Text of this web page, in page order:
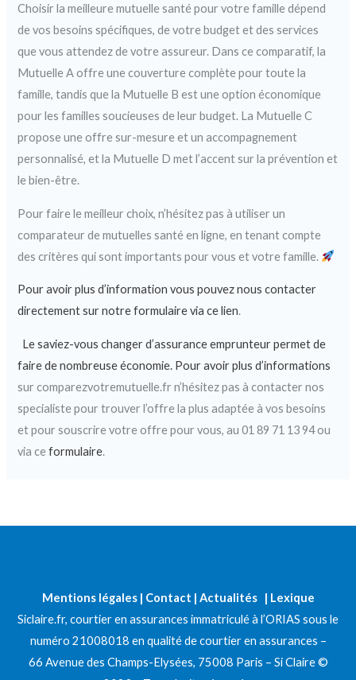
Choisir la meilleure mutuelle santé pour votre famille dépend
de vos besoins spécifiques, de votre budget et des services
que vous attendez de votre assureur. Dans ce comparatif, la
Mutuelle A offre une couverture complète pour toute la
famille, tandis que la Mutuelle B est une option économique
pour les familles soucieuses de leur budget. La Mutuelle C
propose une offre sur-mesure et un accompagnement
personnalisé, et la Mutuelle D met l’accent sur la prévention et
le bien-être.
Pour faire le meilleur choix, n’hésitez pas à utiliser un
comparateur de mutuelles santé en ligne, en tenant compte
des critères qui sont importants pour vous et votre famille.
Pour avoir plus d’information vous pouvez nous contacter
directement sur notre formulaire via ce lien.
Le saviez-vous changer d’assurance emprunteur permet de
faire de nombreuse économie. Pour avoir plus d’informations
sur comparezvotremutuelle.fr n’hésitez pas à contacter nos
specialiste pour trouver l’offre la plus adaptée à vos besoins
et pour souscrire votre offre pour vous, au 01 89 71 13 94 ou
via ceformulaire.
Mentions légales| Contact | Actualités | Lexique
Siclaire.fr, courtier en assurances immatriculé à l’ORIAS sous le
numéro 21008018 en qualité de courtier en assurances –
66 Avenue des Champs-Elysées, 75008 Paris – Si Claire ©